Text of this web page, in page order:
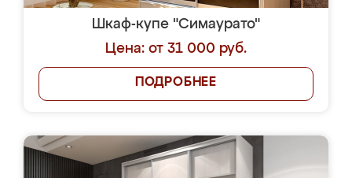
Шкаф-купе "Симаурато"
Цена: от 31 000 руб.
ПОДРОБНЕЕ